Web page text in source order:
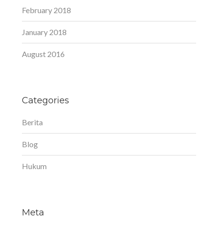
February 2018
January 2018
August 2016
Categories
Berita
Blog
Hukum
Meta